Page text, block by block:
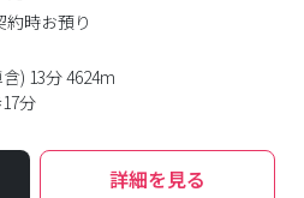
時お預り
) 13分 4624m
分
詳細を見る